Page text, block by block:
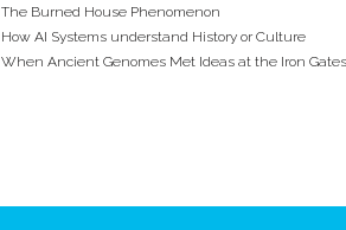
The Burned House Phenomenon
How AI Systems understand History or Culture
When Ancient Genomes Met Ideas at the Iron Gates